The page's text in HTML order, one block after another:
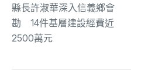
縣長許淑華深入信義鄉會
勘 14件基層建設經費近
2500萬元